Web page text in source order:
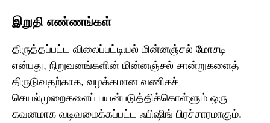
இறுதி எண்ணங்கள்
திருத்தப்பட்ட விலைப்பட்டியல் மின்னஞ்சல் மோசடி
என்பது, நிறுவனங்களின் மின்னஞ்சல் சான்றுகளைத்
திருடுவதற்காக, வழக்கமான வணிகச்
செயல்முறைகளைப் பயன்படுத்திக்கொள்ளும் ஒரு
கவனமாக வடிவமைக்கப்பட்ட ஃபிஷிங் பிரச்சாரமாகும்.